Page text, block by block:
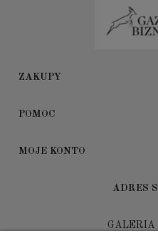
ZAKUPY
POMOC
MOJE KONTO
ADRES
GALERIA